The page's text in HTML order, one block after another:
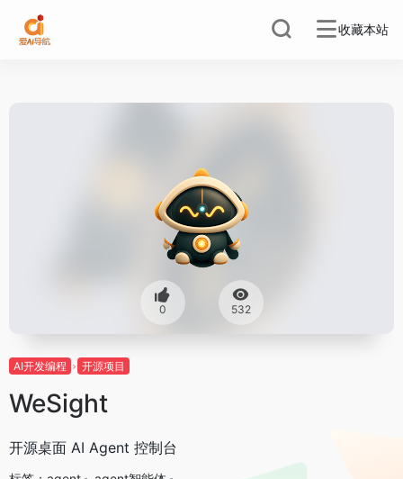
收藏本站
0 532
AI开发编程 开源项目
WeSight
开源桌面 AI Agent 控制台